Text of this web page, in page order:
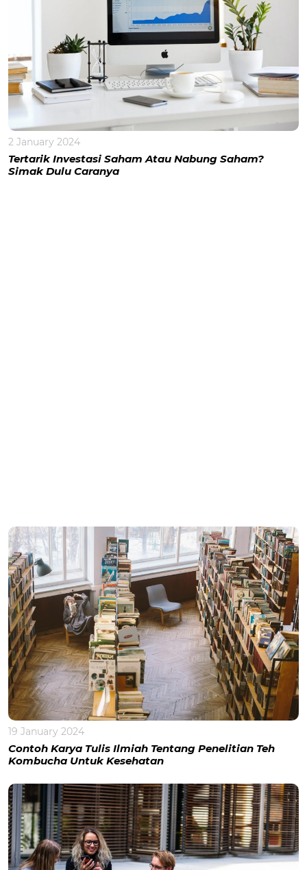
2 January 2024
Tertarik Investasi Saham Atau Nabung Saham?
Simak Dulu Caranya
19 January 2024
Contoh Karya Tulis Ilmiah Tentang Penelitian Teh
Kombucha Untuk Kesehatan